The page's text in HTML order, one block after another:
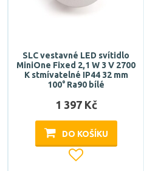
SLC vestavné LED svítidlo
MiniOne Fixed 2,1 W 3 V 2700
K stmívatelné IP44 32 mm
100° Ra90 bílé
1 397 Kč
DO KOŠÍKU